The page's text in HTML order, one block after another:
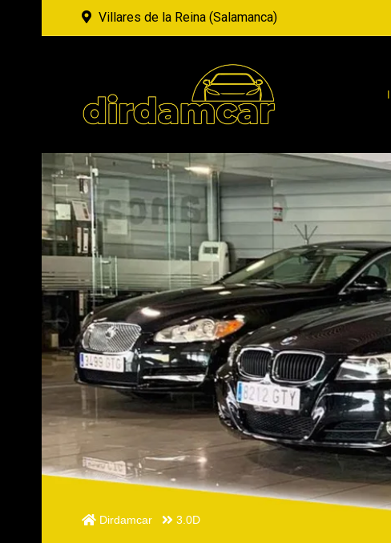
Villares de la Reina (Salamanca)
Dirdamcar 3.0D